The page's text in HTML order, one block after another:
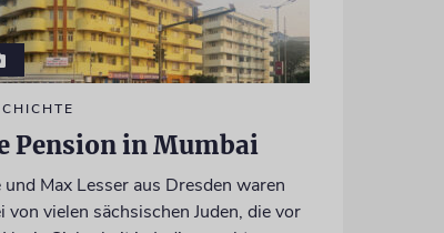
Pension in Mumbai
und Max Lesser aus Dresden waren
von vielen sächsischen Juden, die vor